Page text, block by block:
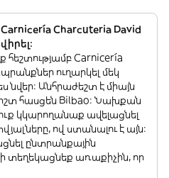
Charcuteria David
հեշտությամբ Carnicería
ուղարկել մեկ
նվեր: Անհրաժեշտ է միայն
հասցեն Bilbao: Նախքան
կկարողանաք ավելացնել
ով ստանալու է այն:
ընտրանքային
տեղեկացնեք առաքիչին, որ